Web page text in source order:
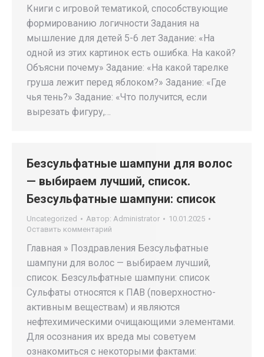
Книги с игровой тематикой, способствующие
формированию логичности Задания на
мышление для детей 5-6 лет Задание: «На
одной из этих картинок есть ошибка. На какой?
Объясни почему» Задание: «На какой тарелке
груша лежит перед яблоком?» Задание: «Где
чья тень?» Задание: «Что получится, если
вырезать фигуру,…
Безсульфатные шампуни для волос
— выбираем лучший, список.
Безсульфатные шампуни: список
Uncategorized Автор: Administrator
10.01.2025
Оставить комментарий
Главная » Поздравления Безсульфатные
шампуни для волос — выбираем лучший,
список. Безсульфатные шампуни: список
Сульфаты относятся к ПАВ (поверхностно-
активным веществам) и являются
нефтехимическими очищающими элементами.
Для осознания их вреда мы советуем
ознакомиться с некоторыми фактами: